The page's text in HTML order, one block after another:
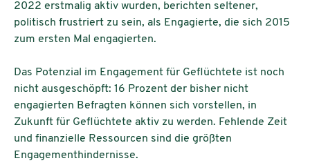
2022 erstmalig aktiv wurden, berichten seltener,
politisch frustriert zu sein, als Engagierte, die sich 2015
zum ersten Mal engagierten.
Das Potenzial im Engagement für Geflüchtete ist noch
nicht ausgeschöpft: 16 Prozent der bisher nicht
engagierten Befragten können sich vorstellen, in
Zukunft für Geflüchtete aktiv zu werden. Fehlende Zeit
und finanzielle Ressourcen sind die größten
Engagementhindernisse.